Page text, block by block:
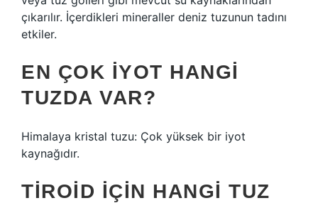
çıkarılır. İçerdikleri mineraller deniz tuzunun tadını
etkiler.
EN ÇOK IYOT HANGI
TUZDA VAR?
Himalaya kristal tuzu: Çok yüksek bir iyot
kaynağıdır.
TIROID IÇIN HANGI TUZ